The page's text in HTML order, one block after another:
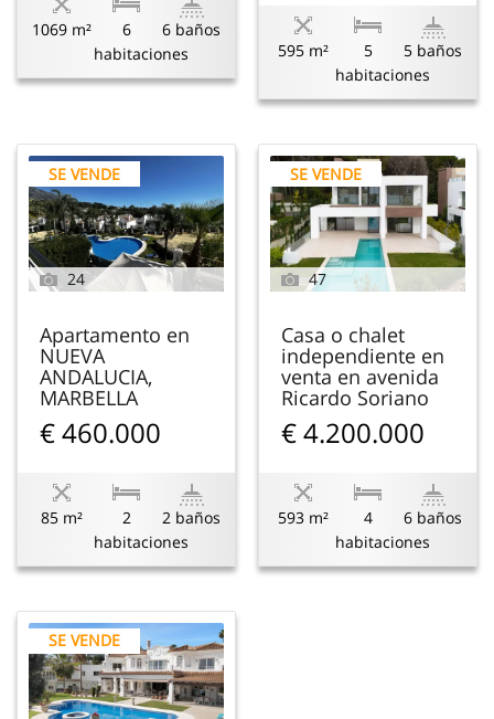
1069 m²
6
habitaciones
6 baños
595 m²
5
habitaciones
5 baños
SE VENDE
24
Apartamento en
NUEVA
ANDALUCIA,
MARBELLA
€ 460.000
85 m²
2
habitaciones
2 baños
SE VENDE
47
Casa o chalet
independiente en
venta en avenida
Ricardo Soriano
€ 4.200.000
593 m²
4
habitaciones
6 baños
SE VENDE